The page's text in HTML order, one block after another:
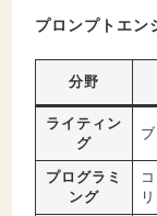
プロンプトエン
分野
ライティン
グ
プログラミ
ング